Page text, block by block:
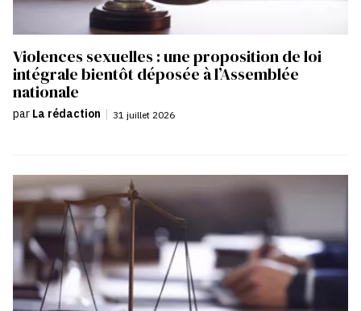
Violences sexuelles : une proposition de loi
intégrale bientôt déposée à l’Assemblée
nationale
par La rédaction | 31 juillet 2026